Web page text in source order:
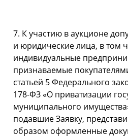
7. К участию в аукционе
и юридические лица, в том
индивидуальные
признаваемые
статьей 5 Федерального
178-ФЗ «О приватизации
муниципального
подавшие Заявку,
образом оформленные